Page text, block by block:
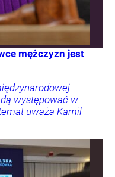
mężczyzn jest
występować w
uważa Kamil